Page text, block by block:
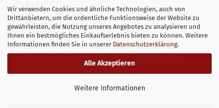
Wir verwenden Cookies und ähnliche Technologien, auch von
Drittanbietern, um die ordentliche Funktionsweise der Website zu
gewährleisten, die Nutzung unseres Angebotes zu analysieren und
Ihnen ein bestmögliches Einkaufserlebnis bieten zu können. Weitere
Informationen finden Sie in unserer Datenschutzerklärung.
Alle Akzeptieren
Weitere Informationen
Lieferzeit: sofort lieferbar (1-3 Tage) (Ausland abweichend)
Lagerbestand: 1 Stück